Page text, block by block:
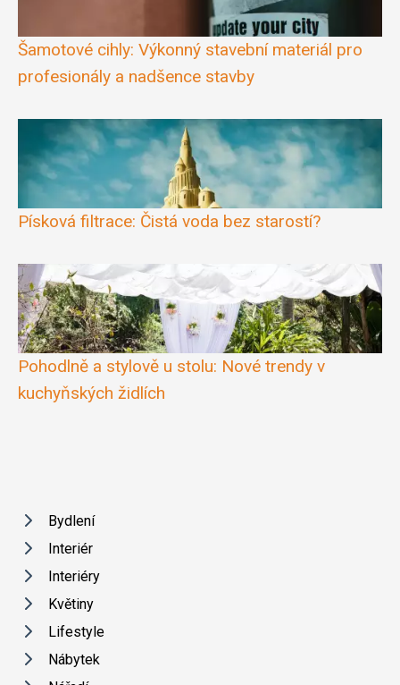
Šamotové cihly: Výkonný stavební materiál pro
profesionály a nadšence stavby
Písková filtrace: Čistá voda bez starostí?
Pohodlně a stylově u stolu: Nové trendy v
kuchyňských židlích
Bydlení
Interiér
Interiéry
Květiny
Lifestyle
Nábytek